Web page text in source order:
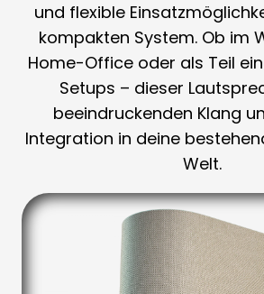
und flexible
kompakten System. Ob im
Home-Office oder als Teil
Setups – dieser
beeindruckenden Klang
Integration in deine
Welt.